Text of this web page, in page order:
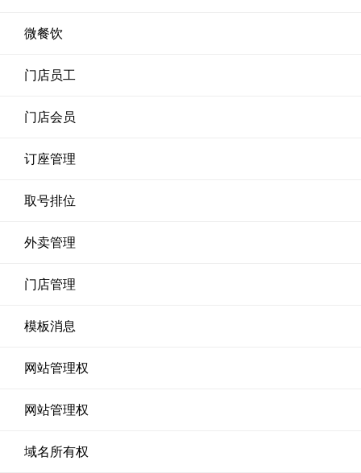
微餐饮
门店员工
门店会员
订座管理
取号排位
外卖管理
门店管理
模板消息
网站管理权
网站管理权
域名所有权